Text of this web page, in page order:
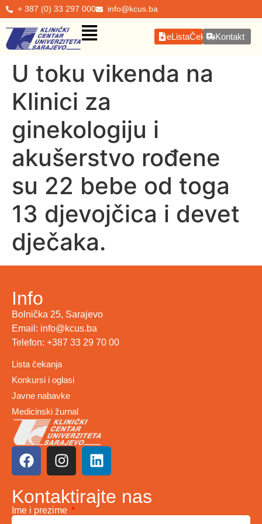
+ 387 (0) 33 297 000 info@kcus.ba
eListaČekanjaKontakt
U toku vikenda na
Klinici za
ginekologiju i
akušerstvo rođene
su 22 bebe od toga
13 djevojčica i devet
dječaka.
Info
Bolnička 25, Sarajevo
Email: info@kcus.ba
Telefon: +387 33 29 70 00
Lista čekanja
Konkursi i oglasi
Javne nabavke
Medicinski žurnal
Kontaktirajte nas
Ime i prezime